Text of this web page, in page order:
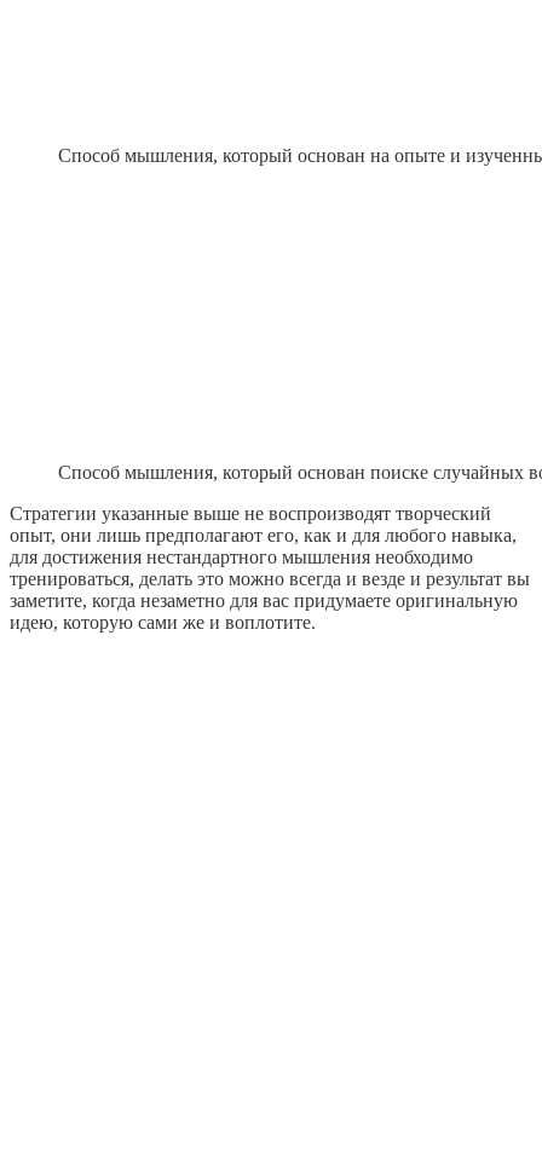
Способ мышления, который основан на опыте и
Способ мышления, который основан поиске случайных
Стратегии указанные выше не воспроизводят творческий
опыт, они лишь предполагают его, как и для любого навыка,
для достижения нестандартного мышления необходимо
тренироваться, делать это можно всегда и везде и результат вы
заметите, когда незаметно для вас придумаете оригинальную
идею, которую сами же и воплотите.